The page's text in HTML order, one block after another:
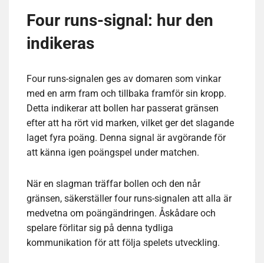
Four runs-signal: hur den
indikeras
Four runs-signalen ges av domaren som vinkar
med en arm fram och tillbaka framför sin kropp.
Detta indikerar att bollen har passerat gränsen
efter att ha rört vid marken, vilket ger det slagande
laget fyra poäng. Denna signal är avgörande för
att känna igen poängspel under matchen.
När en slagman träffar bollen och den når
gränsen, säkerställer four runs-signalen att alla är
medvetna om poängändringen. Åskådare och
spelare förlitar sig på denna tydliga
kommunikation för att följa spelets utveckling.